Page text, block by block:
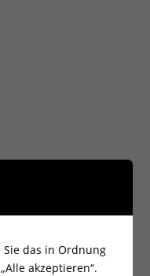
Sie das in Ordnung
akzeptieren“.